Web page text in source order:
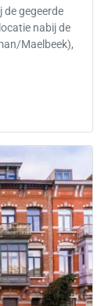
gegeerde
nabij de
Maelbeek),